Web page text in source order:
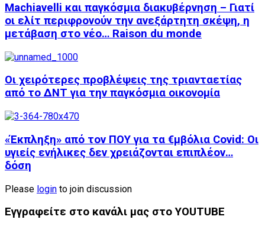
Machiavelli και παγκόσμια διακυβέρνηση – Γιατί
οι ελίτ περιφρονούν την ανεξάρτητη σκέψη, η
μετάβαση στο νέο… Raison du monde
Οι χειρότερες προβλέψεις της τριανταετίας
από το ΔΝΤ για την παγκόσμια οικονομία
«Έκπληξη» από τον ΠΟΥ για τα €μβόλια Covid: Οι
υγιείς ενήλικες δεν χρειάζονται επιπλέον…
δόση
Please login to join discussion
Εγγραφείτε στο κανάλι μας στο YOUTUBE